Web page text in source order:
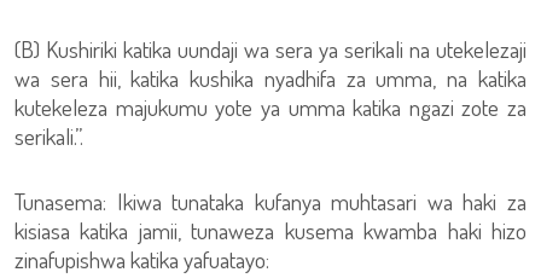
(B) Kushiriki katika uundaji wa sera ya serikali na utekelezaji
wa sera hii, katika kushika nyadhifa za umma, na katika
kutekeleza majukumu yote ya umma katika ngazi zote za
serikali.”.
Tunasema: Ikiwa tunataka kufanya muhtasari wa haki za
kisiasa katika jamii, tunaweza kusema kwamba haki hizo
zinafupishwa katika yafuatayo: